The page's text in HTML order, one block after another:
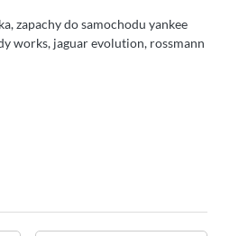
zapachy do samochodu yankee
works, jaguar evolution, rossmann